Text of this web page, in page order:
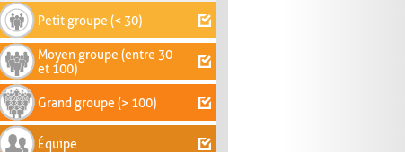
Petit groupe (< 30)
Moyen groupe (entre 30
et 100)
Grand groupe (> 100)
Équipe